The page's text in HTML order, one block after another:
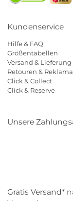
Kundenservice
Hilfe & FAQ
Größentabellen
Versand & Lieferung
Retouren &
Click & Collect
Click & Reserve
Unsere
Gratis Versand*